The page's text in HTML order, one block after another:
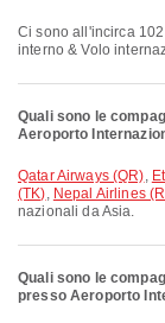
Ci sono all'incirca 102 voli ogni giorno. Questo aeroporto presenta Volo
interno & Volo
Quali sono le
Aeroporto
Qatar Airways (QR),
(TK), Nepal Airlines
nazionali da Asia.
Quali sono le
presso Aeroporto